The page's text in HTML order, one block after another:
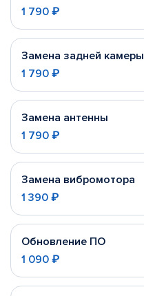
1 790 ₽
Замена задней камеры
1 790 ₽
Замена антенны
1 790 ₽
Замена вибромотора
1 390 ₽
Обновление ПО
1 090 ₽